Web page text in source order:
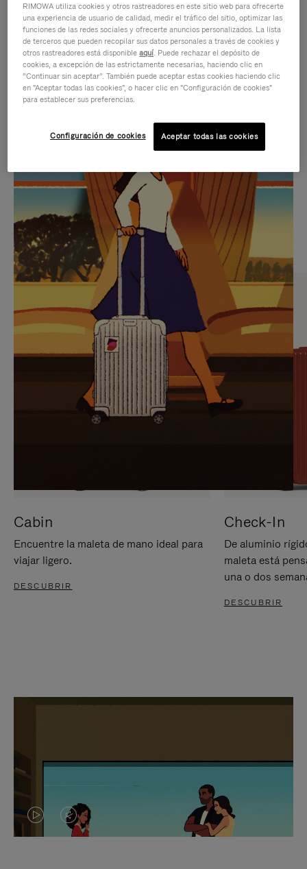
VÍDEO
NO
ESTÁ
PAUSADO,
PULSE
PARA
PAUSARLO.
SONIDO
DEL
VÍDEO
ESTÁ
DESACTIVADO:
PULSE
PARA
ACTIVARLO.
IDAS DE REGALO CUIDADOSAMENTE ELEGIDAS
Encuentre su compañero de
viaje ideal
Cabin
Encuentre la maleta de mano ideal para
viajar ligero.
DESCUBRIR
Check-In
De aluminio
maleta está
una o dos
DESCUBRIR
EL
EL
RIMOWA utiliza cookies y otros rastreadores en este sitio web para ofrecerte
una experiencia de usuario de calidad, medir el tráfico del sitio, optimizar las
funciones de las redes sociales y ofrecerte anuncios personalizados. La lista
de terceros que pueden recopilar sus datos personales a través de cookies y
otros rastreadores está disponibleaquí. Puede rechazar el depósito de
cookies, a excepción de las estrictamente necesarias, haciendo clic en
“Continuar sin aceptar”. También puede aceptar estas cookies haciendo clic
en "Aceptar todas las cookies", o hacer clic en "Configuración de cookies"
para establecer sus preferencias.
Configuración de cookies Aceptar todas las cookies